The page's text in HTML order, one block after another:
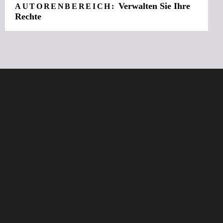
AUTORENBEREICH:Verwalten Sie Ihre
Rechte